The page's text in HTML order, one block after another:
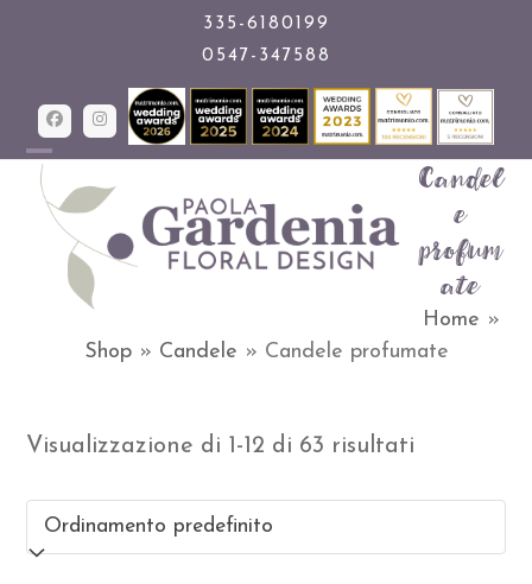
content
335-6180199
0547-347588
FacebookInstagram
Open
mobile
menu
Close
mobile
menu
Candel
e
profum
ate
Home »
Shop» Candele » Candele profumate
Visualizzazione di 1-12 di 63 risultati